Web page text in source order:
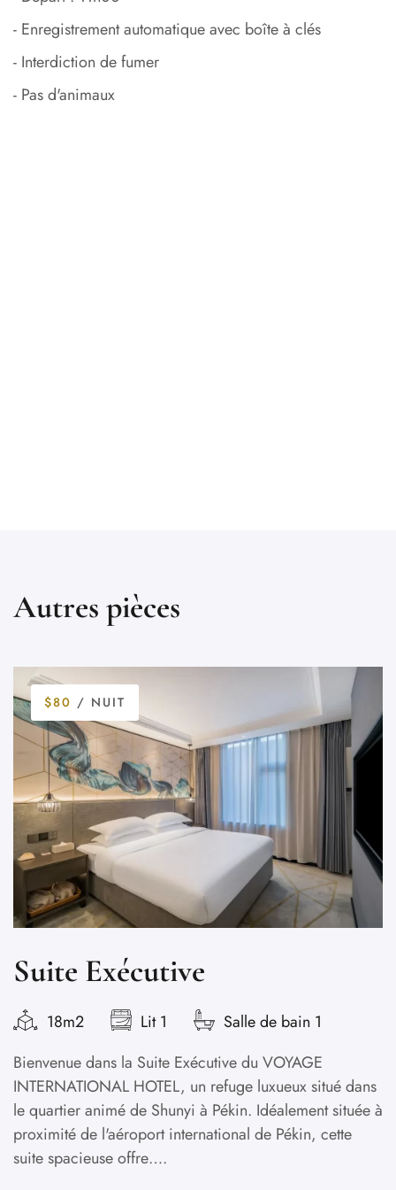
- Enregistrement automatique avec boîte à clés
- Interdiction de fumer
- Pas d'animaux
Autres pièces
$80 / NUIT
Suite Exécutive
18m2 Lit 1
Salle de bain 1
Bienvenue dans la Suite Exécutive du VOYAGE
INTERNATIONAL HOTEL, un refuge luxueux situé dans
le quartier animé de Shunyi à Pékin. Idéalement située à
proximité de l'aéroport international de Pékin, cette
suite spacieuse offre….